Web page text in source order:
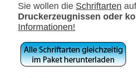
Sie wollen die Schriftarten auf
Druckerzeugnissen oder
Informationen!